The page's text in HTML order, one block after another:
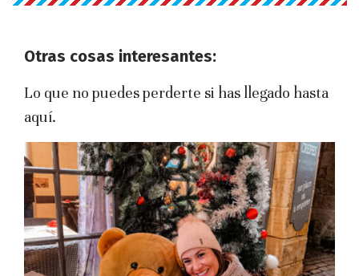
Otras cosas interesantes:
Lo que no puedes perderte si has llegado hasta
aquí.